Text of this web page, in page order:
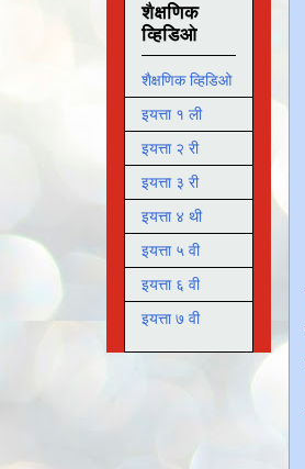
शैक्षणिक
व्हिडिओ
शैक्षणिक व्हिडिओ
इयत्ता १ ली
इयत्ता २ री
इयत्ता ३ री
इयत्ता ४ थी
इयत्ता ५ वी
इयत्ता ६ वी
इयत्ता ७ वी